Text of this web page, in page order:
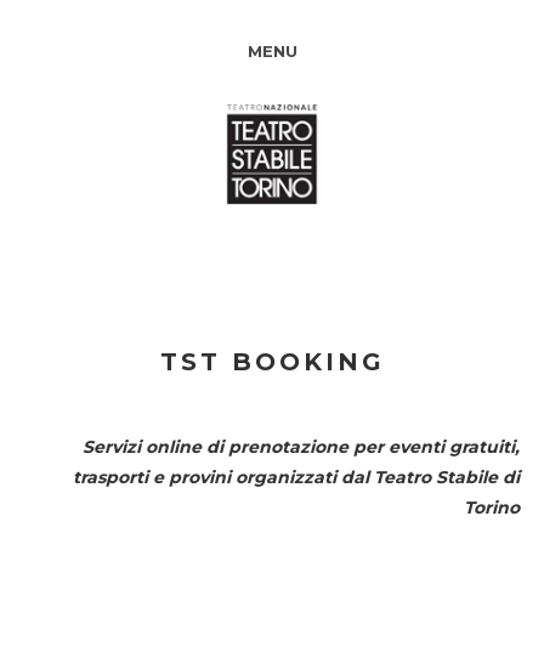
MENU
TST BOOKING
Servizi online di prenotazione per eventi gratuiti,
trasporti e provini organizzati dal Teatro Stabile di
Torino